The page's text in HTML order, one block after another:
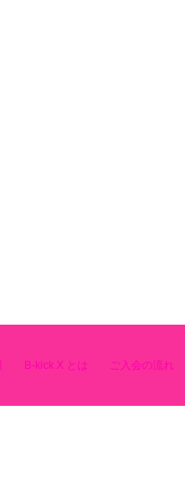
B-kick X とは ご入会の流れ